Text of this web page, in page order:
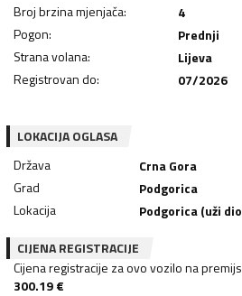
Broj brzina mjenjača:
4
Pogon:
Prednji
Strana volana:
Lijeva
Registrovan do: 07/2026
LOKACIJA OGLASA
Država
Crna Gora
Grad
Podgorica
Lokacija
Podgorica (uži
CIJENA REGISTRACIJE
Cijena registracije za ovo vozilo na
300.19€